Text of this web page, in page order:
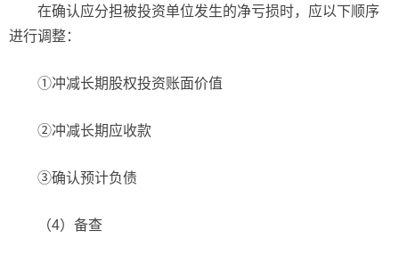
在确认应分担被投资单位发生的净亏损时，应以下顺序
进行调整：
①冲减长期股权投资账面价值
②冲减长期应收款
③确认预计负债
（4）备查